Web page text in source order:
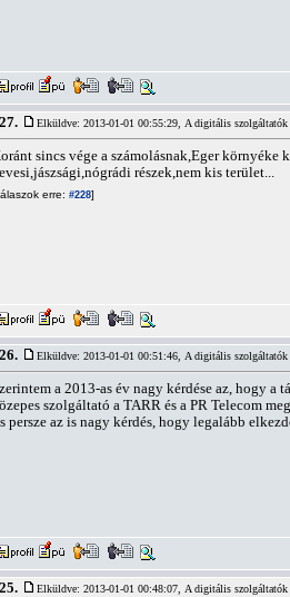
Elküldve: 2013-01-01 00:55:29, A digitális szolgáltatók
sincs vége a számolásnak,Eger
részek,nem kis terület...
erre: #228]
Elküldve: 2013-01-01 00:51:46, A digitális szolgáltatók
a 2013-as év nagy kérdése az, hogy
szolgáltató a TARR és a PR Telecom
persze az is nagy kérdés, hogy legalább
Elküldve: 2013-01-01 00:48:07, A digitális szolgáltatók